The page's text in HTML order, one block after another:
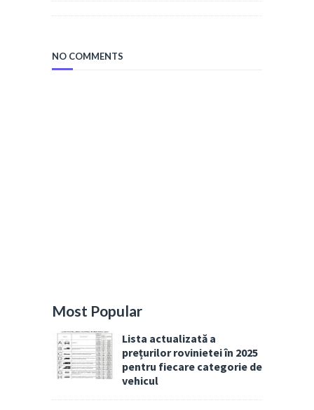
NO COMMENTS
Most Popular
Lista actualizată a
prețurilor rovinietei în 2025
pentru fiecare categorie de
vehicul